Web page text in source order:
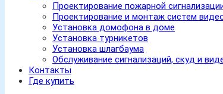
Проектирование пожарной
Проектирование и монтаж систем
Установка домофона в доме
Установка турникетов
Установка шлагбаума
Обслуживание сигнализаций, скуд и
Контакты
Где купить